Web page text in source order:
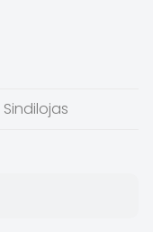
Sindilojas